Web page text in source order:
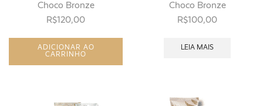
Choco Bronze
R$120,00
ADICIONAR AO
CARRINHO
Choco Bronze
R$100,00
LEIA MAIS